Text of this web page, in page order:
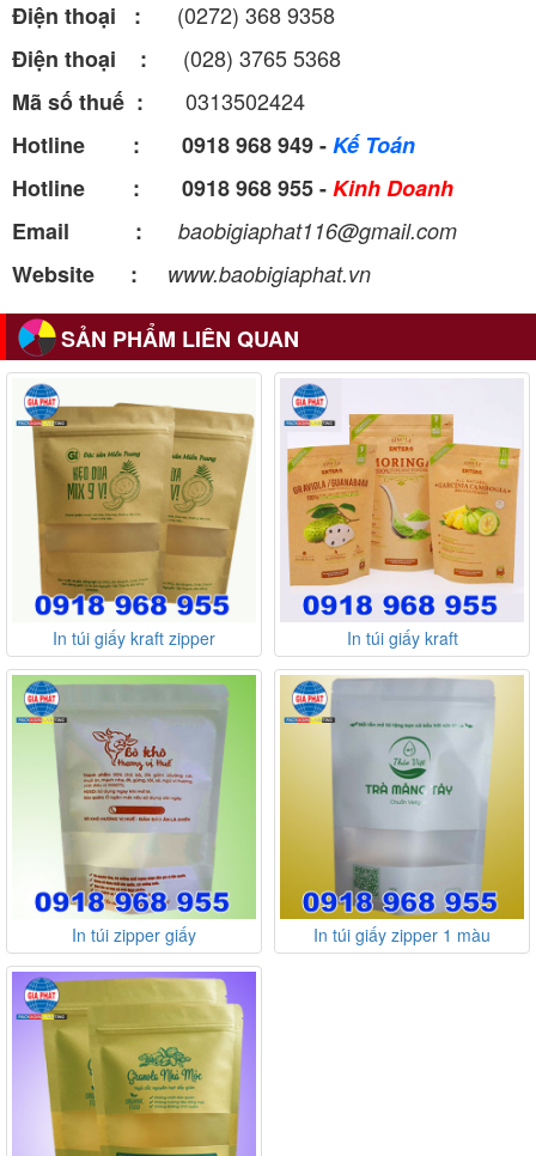
Điện thoại : (0272) 368 9358
Điện thoại : (028) 3765 5368
Mã số thuế : 0313502424
Hotline : 0918 968 949 -Kế Toán
Hotline : 0918 968 955 -Kinh Doanh
Email :
baobigiaphat116@gmail.com
Website : www.baobigiaphat.vn
SẢN PHẨM LIÊN QUAN
In túi giấy kraft zipper In túi giấy kraft
In túi zipper giấy In túi giấy zipper 1 màu